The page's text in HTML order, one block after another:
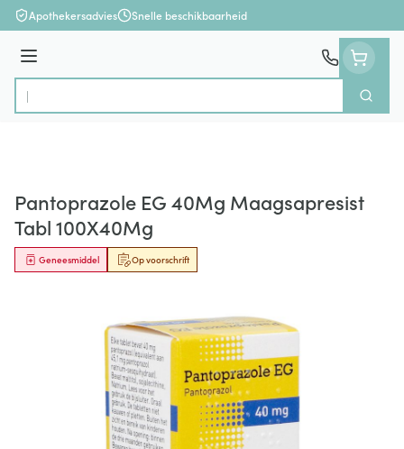
Ga naar de inhoud
Apothekersadvies Snelle beschikbaarheid
Menu
Product, merk, categorie...
Zoek
Pantoprazole EG 40Mg Maagsapresist
Tabl 100X40Mg
Op voorschrift
Geneesmiddel